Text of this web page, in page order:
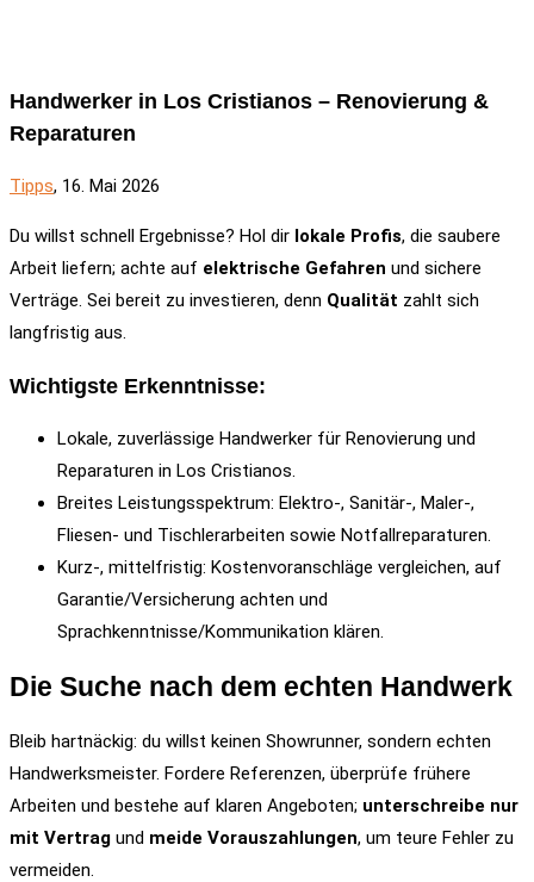
Handwerker in Los Cristianos – Renovierung &
Reparaturen
Tipps, 16. Mai 2026
Du willst schnell Ergebnisse? Hol dir lokale Profis, die saubere
Arbeit liefern; achte auf elektrische Gefahren und sichere
Verträge. Sei bereit zu investieren, denn Qualität zahlt sich
langfristig aus.
Wichtigste Erkenntnisse:
Lokale, zuverlässige Handwerker für Renovierung und
Reparaturen in Los Cristianos.
Breites Leistungsspektrum: Elektro-, Sanitär-, Maler-,
Fliesen- und Tischlerarbeiten sowie Notfallreparaturen.
Kurz-, mittelfristig: Kostenvoranschläge vergleichen, auf
Garantie/Versicherung achten und
Sprachkenntnisse/Kommunikation klären.
Die Suche nach dem echten Handwerk
Bleib hartnäckig: du willst keinen Showrunner, sondern echten
Handwerksmeister. Fordere Referenzen, überprüfe frühere
Arbeiten und bestehe auf klaren Angeboten; unterschreibe nur
mit Vertrag und meide Vorauszahlungen, um teure Fehler zu
vermeiden.